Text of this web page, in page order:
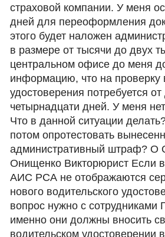
страховой компании. У меня
дней для переоформления
этого будет наложен
в размере от тысячи до двух
центральном офисе до меня
информацию, что на проверку
удостоверения потребуется
четырнадцати дней. У меня
Что в данной ситуации
потом опротестовать
административный штраф? О
Онищенко Викторюрист Если
АИС РСА не отображаются
нового водительского
вопрос нужно с
именно они должны вносить
водительском удостоверении